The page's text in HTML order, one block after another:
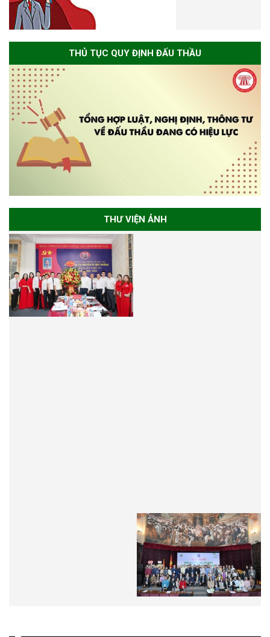
THỦ TỤC QUY ĐỊNH ĐẤU THẦU
THƯ VIỆN ẢNH